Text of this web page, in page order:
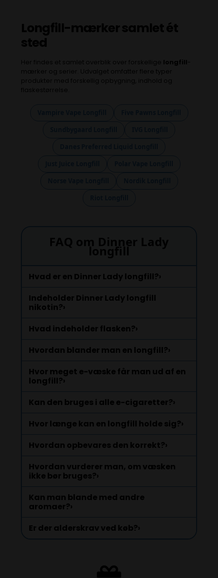
Longfill-mærker samlet ét
sted
Her findes et samlet overblik over forskellige longfill-
mærker og serier. Udvalget omfatter flere typer
produkter med forskellig opbygning, indhold og
flaskestørrelse.
FAQ om Dinner Lady
longfill
Hvad er en Dinner Lady longfill?›
Indeholder Dinner Lady longfill
nikotin?›
Hvad indeholder flasken?›
Hvordan blander man en longfill?›
Hvor meget e-væske får man ud af en
longfill?›
Kan den bruges i alle e-cigaretter?›
Hvor længe kan en longfill holde sig?›
Hvordan opbevares den korrekt?›
Hvordan vurderer man, om væsken
ikke bør bruges?›
Kan man blande med andre
aromaer?›
Er der alderskrav ved køb?›